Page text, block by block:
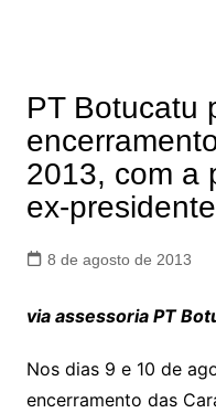
PT Botucatu
2013, com a
ex-
8 de agosto de 2013
via assessoria PT
Nos dias 9 e 10 de
encerramento das